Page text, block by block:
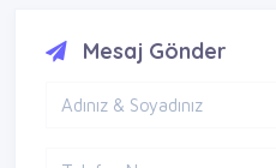
Mesaj Gönder